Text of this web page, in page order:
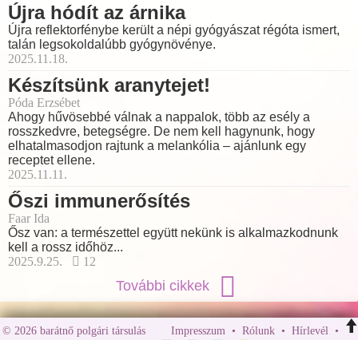
Újra hódít az árnika
Újra reflektorfénybe került a népi gyógyászat régóta ismert,
talán legsokoldalúbb gyógynövénye.
2025.11.18.
Készítsünk aranytejet!
Póda Erzsébet
Ahogy hűvösebbé válnak a nappalok, több az esély a
rosszkedvre, betegségre. De nem kell hagynunk, hogy
elhatalmasodjon rajtunk a melankólia – ajánlunk egy
receptet ellene.
2025.11.11.
Őszi immunerősítés
Faar Ida
Ősz van: a természettel együtt nekünk is alkalmazkodnunk
kell a rossz időhöz...
2025.9.25.
12
További cikkek
© 2026 barátnő polgári társulás Impresszum • Rólunk• Hírlevél •